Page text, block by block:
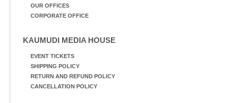
OUR OFFICES
CORPORATE OFFICE
KAUMUDI MEDIA HOUSE
EVENT TICKETS
SHIPPING POLICY
RETURN AND REFUND POLICY
CANCELLATION POLICY